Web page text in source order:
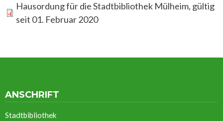
Hausordung für die Stadtbibliothek Mülheim, gültig
seit 01. Februar 2020
ANSCHRIFT
Stadtbibliothek